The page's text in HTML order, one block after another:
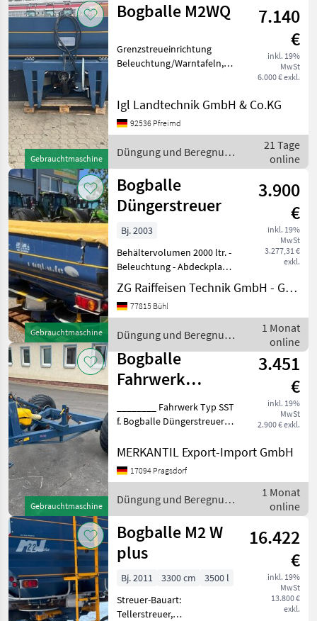
Gebrauchtmaschine
Bogballe M2WQ
7.140
€
inkl. 19%
MwSt
6.000 € exkl.
Grenzstreueinrichtung
Beleuchtung/Warntafeln,
Wiegeeinrichtung,
Behälteraufsatz, elektrische
Schieberbetätigung,
Betriebsstundenzäh
Igl Landtechnik GmbH & Co.KG
92536 Pfreimd
Düngung und Beregnung
/ Bogballe
21 Tage
online
Gebrauchtmaschine
Bogballe
Düngerstreuer
3.900
€
inkl. 19%
MwSt
3.277,31 €
exkl.
Bj. 2003
Behältervolumen 2000 ltr. -
Beleuchtung - Abdeckplane
- automatische
Streumengenreg. -
Grenzstreueinrichtung -
Arbeitsbreite 24 m -
Streusystem: Schei
ZG Raiffeisen Technik GmbH - Gebrauchtmaschinenzentrum
77815 Bühl
Düngung und Beregnung
/ Bogballe
1 Monat
online
Gebrauchtmaschine
Bogballe
Fahrwerk
Düngerstreuer
3.451
€
inkl. 19%
MwSt
2.900 € exkl.
________ Fahrwerk Typ SST
f. Bogballe Düngerstreuer
DÃƒÂ¼ngerstreuer per 3-
Punkt Zugöse mechan.
Stütfuß zul.
MERKANTIL Export-Import GmbH
17094 Pragsdorf
Düngung und Beregnung
/ Bogballe
1 Monat
online
Bogballe M2 W
plus
16.422
€
inkl. 19%
MwSt
13.800 €
exkl.
Bj. 2011 3300 cm
3500 l
Streuer-Bauart:
Tellerstreuer,